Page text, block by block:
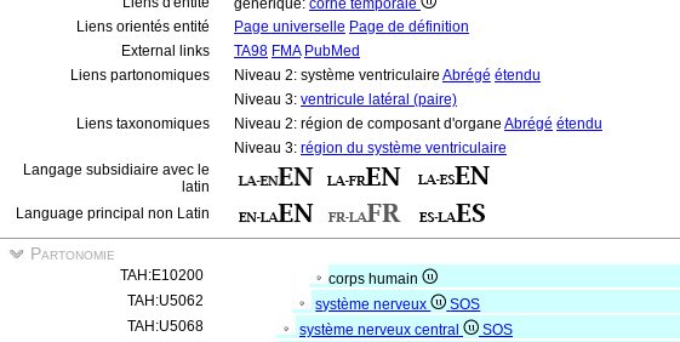
générique: corne temporale
Liens orientés entité
Page universelle Page de définition
External links
TA98 FMA PubMed
Liens partonomiques
Niveau 2: système ventriculaire Abrégé étendu
Niveau 3: ventricule latéral (paire)
Liens taxonomiques
Niveau 2: région de composant d'organe Abrégé étendu
Niveau 3: région du système ventriculaire
Langage subsidiaire avec le
latin
Language principal non Latin
Partonomie
TAH:E10200
corps humain
TAH:U5062
système nerveux
SOS
TAH:U5068
système nerveux central
SOS